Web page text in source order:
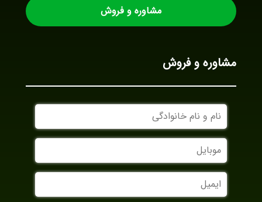
مشاوره و فروش
مشاوره و فروش
نام
و
نام
خانوادگی
موبایل
ایمیل